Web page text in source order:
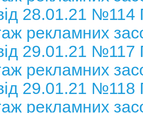
28.01.21 №114
рекламних
29.01.21 №117
рекламних
29.01.21 №118
рекламних